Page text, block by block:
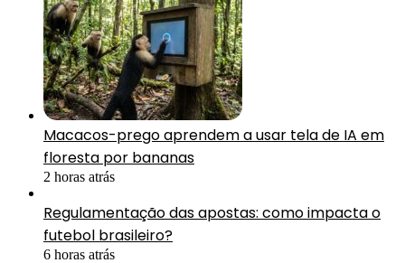
Macacos-prego aprendem a usar tela de IA em
floresta por bananas
2 horas atrás
Regulamentação das apostas: como impacta o
futebol brasileiro?
6 horas atrás